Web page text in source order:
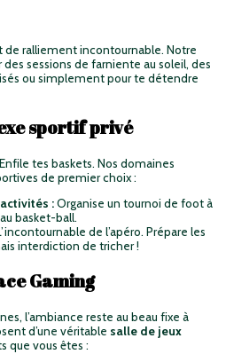
de ralliement incontournable. Notre
des sessions de farniente au soleil, des
ou simplement pour te détendre
sportif privé
tes baskets. Nos domaines
de premier choix :
:Organise un tournoi de foot à
basket-ball.
de l’apéro. Prépare les
interdiction de tricher !
Gaming
l’ambiance reste au beau fixe à
d’une véritable salle de jeux
que vous êtes :